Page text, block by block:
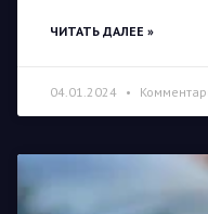
ЧИТАТЬ ДАЛЕЕ »
04.01.2024